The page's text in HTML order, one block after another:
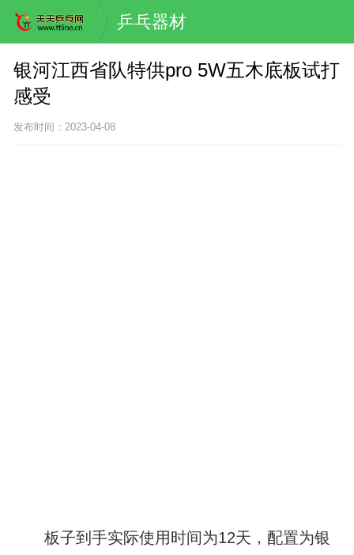
乒乓器材
银河江西省队特供pro 5W五木底板试打
感受
发布时间：2023-04-08
板子到手实际使用时间为12天，配置为银